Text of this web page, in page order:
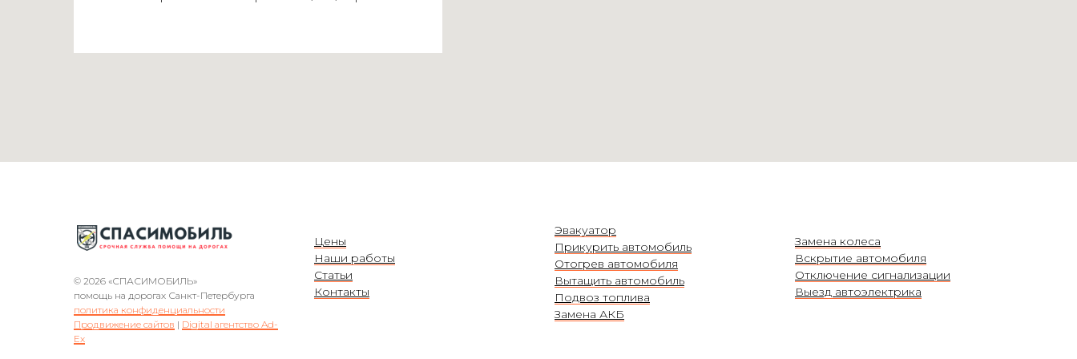
© 2026 «СПАСИМОБИЛЬ»
помощь на дорогах Санкт-Петербурга
политика конфиденциальности
Продвижение сайтов | Digital агентство Ad-
Ex
Цены
Наши работы
Статьи
Контакты
Эвакуатор
Прикурить автомобиль
Отогрев автомобиля
Вытащить автомобиль
Подвоз топлива
Замена АКБ
Замена колеса
Вскрытие автомобиля
Отключение сигнализации
Выезд автоэлектрика